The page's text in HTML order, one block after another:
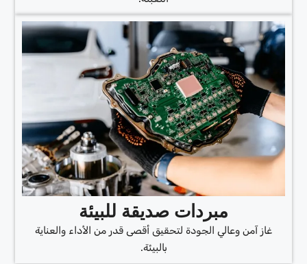
مبردات صديقة للبيئة
غاز آمن وعالي الجودة لتحقيق أقصى قدر من الأداء والعناية
بالبيئة.